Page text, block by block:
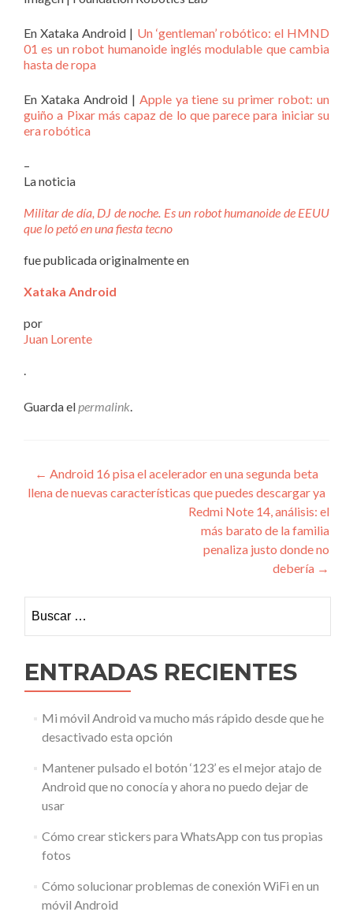
En Xataka Android | Un ‘gentleman’ robótico: el HMND
01 es un robot humanoide inglés modulable que cambia
hasta de ropa
En Xataka Android | Apple ya tiene su primer robot: un
guiño a Pixar más capaz de lo que parece para iniciar su
era robótica
–
La noticia
Militar de día, DJ de noche. Es un robot humanoide de EEUU
que lo petó en una fiesta tecno
fue publicada originalmente en
Xataka Android
por
Juan Lorente
.
Guarda elpermalink.
Navegación
de
← Android 16 pisa el acelerador en una segunda beta
llena de nuevas características que puedes descargar ya
Redmi Note 14, análisis: el
más barato de la familia
penaliza justo donde no
debería →
ENTRADAS RECIENTES
Mi móvil Android va mucho más rápido desde que he
desactivado esta opción
Mantener pulsado el botón ‘123’ es el mejor atajo de
Android que no conocía y ahora no puedo dejar de
usar
Cómo crear stickers para WhatsApp con tus propias
fotos
Cómo solucionar problemas de conexión WiFi en un
móvil Android